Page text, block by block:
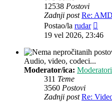
12538 Postovi
Zadnji post Re:
Postao/la rudar
post
19 vel 2026, 23:46
Audio, video, codeci...
Moderator/ica:
311 Teme
3560 Postovi
Zadnji post Re: